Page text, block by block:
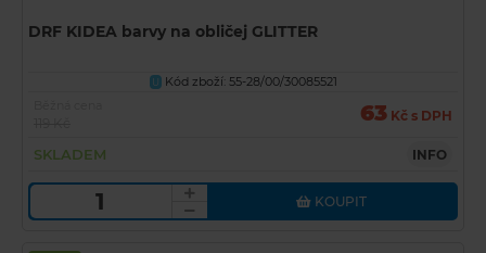
DRF KIDEA barvy na obličej GLITTER
U Kód zboží: 55-28/00/30085521
63 Kč s DPH
SKLADEM INFO
KOUPIT